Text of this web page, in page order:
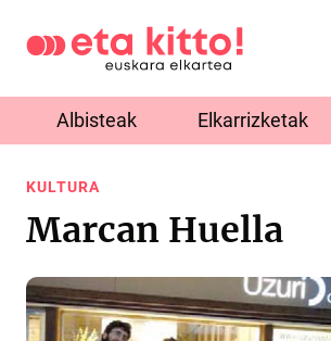
Albisteak Elkarrizketak
KULTURA
Marcan Huella